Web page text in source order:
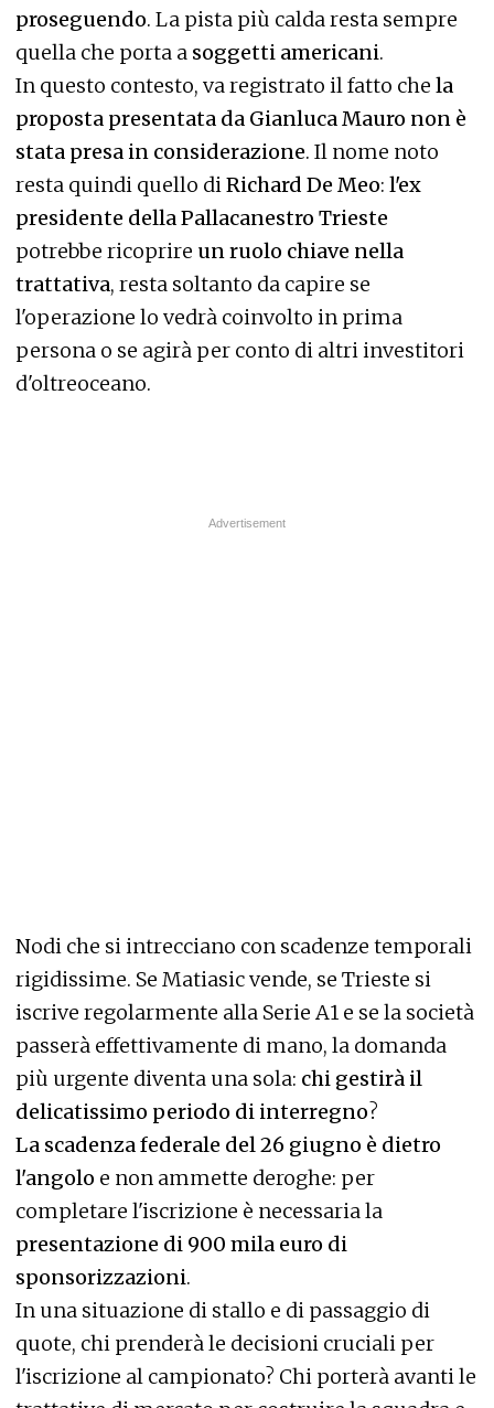
proseguendo. La pista più calda resta sempre
quella che porta a soggetti americani.
In questo contesto, va registrato il fatto che la
proposta presentata da Gianluca Mauro non è
stata presa in considerazione. Il nome noto
resta quindi quello di Richard De Meo: l'ex
presidente della Pallacanestro Trieste
potrebbe ricoprire un ruolo chiave nella
trattativa, resta soltanto da capire se
l'operazione lo vedrà coinvolto in prima
persona o se agirà per conto di altri investitori
d'oltreoceano.
Nodi che si intrecciano con scadenze temporali
rigidissime. Se Matiasic vende, se Trieste si
iscrive regolarmente alla Serie A1 e se la società
passerà effettivamente di mano, la domanda
più urgente diventa una sola: chi gestirà il
delicatissimo periodo di interregno?
La scadenza federale del 26 giugno è dietro
l'angolo e non ammette deroghe: per
completare l'iscrizione è necessaria la
presentazione di 900 mila euro di
sponsorizzazioni.
In una situazione di stallo e di passaggio di
quote, chi prenderà le decisioni cruciali per
l'iscrizione al campionato? Chi porterà avanti le